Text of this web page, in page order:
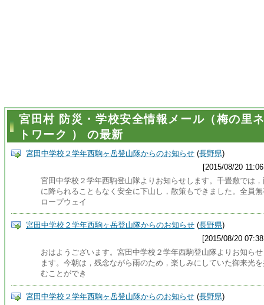
宮田村 防災・学校安全情報メール（梅の里
トワーク ） の最新
宮田中学校２学年西駒ヶ岳登山隊からのお知らせ (長野県)
[2015/08/20
宮田中学校２学年西駒登山隊よりお知らせします。千畳敷では
に降られることもなく安全に下山し，散策もできました。全員
ロープウェイ
宮田中学校２学年西駒ヶ岳登山隊からのお知らせ (長野県)
[2015/08/20
おはようございます。宮田中学校２学年西駒登山隊よりお知ら
ます。今朝は，残念ながら雨のため，楽しみにしていた御来光
むことができ
宮田中学校２学年西駒ヶ岳登山隊からのお知らせ (長野県)